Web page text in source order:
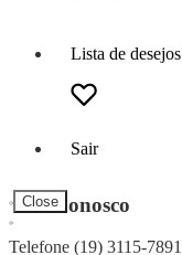
Lista de desejos
Sair
Close
Fale Conosco
Telefone (19) 3115-7891